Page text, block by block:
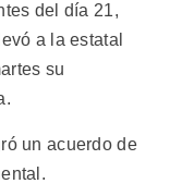
del día 21,
a la estatal
su
un acuerdo de